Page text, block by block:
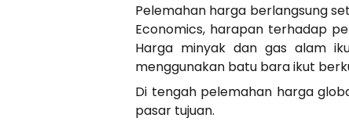
Pelemahan harga berlangsung
Economics, harapan terhadap
Harga minyak dan gas alam
menggunakan batu bara ikut
Di tengah pelemahan harga
pasar tujuan.